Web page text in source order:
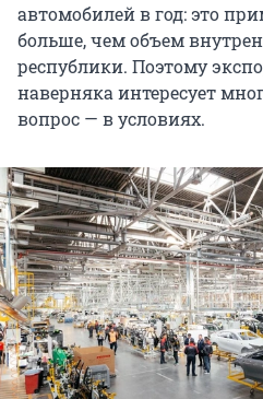
автомобилей в год: это
больше, чем объем
республики. Поэтому
наверняка интересует
вопрос — в условиях.